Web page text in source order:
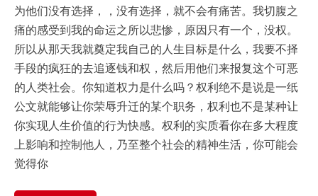
为他们没有选择，，没有选择，就不会有痛苦。我切腹之
痛的感受到我的命运之所以悲惨，原因只有一个，没权。
所以从那天我就奠定我自己的人生目标是什么，我要不择
手段的疯狂的去追逐钱和权，然后用他们来报复这个可恶
的人类社会。你知道权力是什么吗？权利绝不是说是一纸
公文就能够让你荣辱升迁的某个职务，权利也不是某种让
你实现人生价值的行为快感。权利的实质看你在多大程度
上影响和控制他人，乃至整个社会的精神生活，你可能会
觉得你